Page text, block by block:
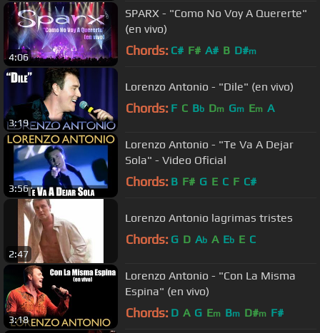
4:06
SPARX - "Como No Voy A Quererte"
(en vivo)
Chords: C# F# A# B D#m
3:19
Lorenzo Antonio - "Dile" (en vivo)
Chords: F C Bb Dm Gm Em A
3:56
Lorenzo Antonio - "Te Va A Dejar
Sola" - Video Oficial
Chords: B F# G E C F C#
2:47
Lorenzo Antonio lagrimas tristes
Chords: G D Ab A Eb E C
3:18
Lorenzo Antonio - "Con La Misma
Espina" (en vivo)
Chords: D A G Em Bm D#m F#